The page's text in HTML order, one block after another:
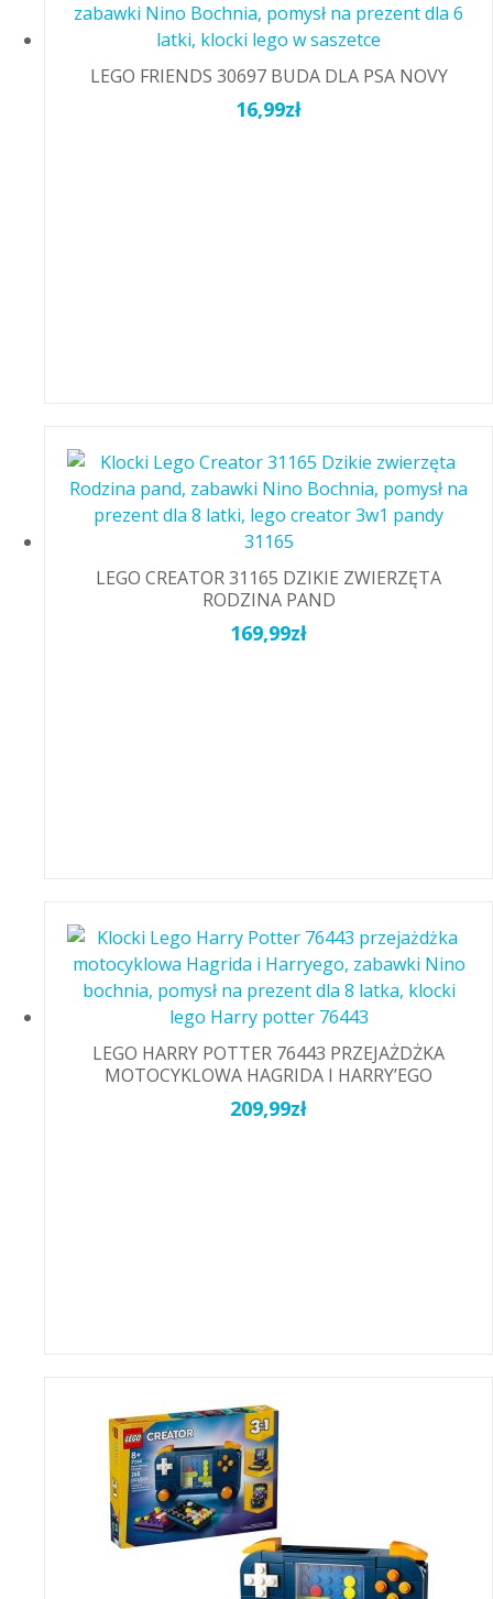
LEGO FRIENDS 30697 BUDA DLA PSA NOVY
16,99zł
LEGO CREATOR 31165 DZIKIE ZWIERZĘTA
RODZINA PAND
169,99zł
LEGO HARRY POTTER 76443 PRZEJAŻDŻKA
MOTOCYKLOWA HAGRIDA I HARRY’EGO
209,99zł